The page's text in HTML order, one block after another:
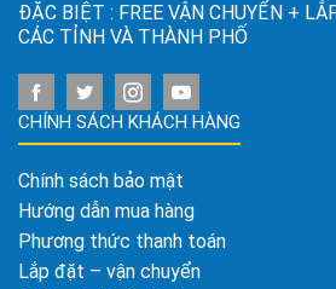
ĐẶC BIỆT : FREE VẬN CHUYỂN +
CÁC TỈNH VÀ THÀNH PHỐ
CHÍNH SÁCH KHÁCH HÀNG
Chính sách bảo mật
Hướng dẫn mua hàng
Phương thức thanh toán
Lắp đặt – vận chuyển